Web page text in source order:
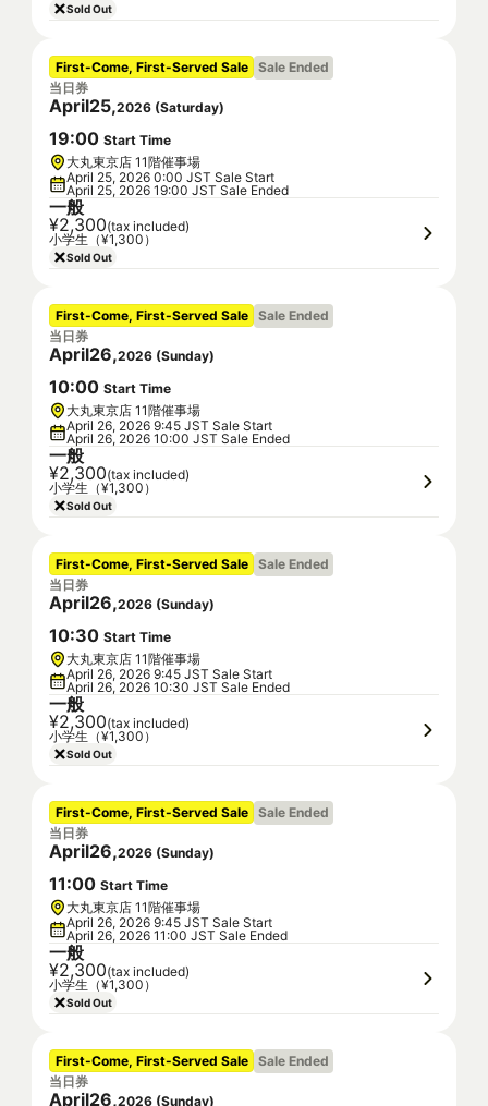
Sold Out
First-Come, First-Served Sale Sale Ended
当日券
April25,2026 (Saturday)
19:00 Start Time
大丸東京店 11階催事場
April 25, 2026 0:00 JST Sale Start
April 25, 2026 19:00 JST Sale Ended
一般
¥2,300(tax included)
小学生（¥1,300）
Sold Out
First-Come, First-Served Sale Sale Ended
当日券
April26,2026 (Sunday)
10:00 Start Time
大丸東京店 11階催事場
April 26, 2026 9:45 JST Sale Start
April 26, 2026 10:00 JST Sale Ended
一般
¥2,300(tax included)
小学生（¥1,300）
Sold Out
First-Come, First-Served Sale Sale Ended
当日券
April26,2026 (Sunday)
10:30 Start Time
大丸東京店 11階催事場
April 26, 2026 9:45 JST Sale Start
April 26, 2026 10:30 JST Sale Ended
一般
¥2,300(tax included)
小学生（¥1,300）
Sold Out
First-Come, First-Served Sale Sale Ended
当日券
April26,2026 (Sunday)
11:00 Start Time
大丸東京店 11階催事場
April 26, 2026 9:45 JST Sale Start
April 26, 2026 11:00 JST Sale Ended
一般
¥2,300(tax included)
小学生（¥1,300）
Sold Out
First-Come, First-Served Sale Sale Ended
当日券
April26,2026 (Sunday)